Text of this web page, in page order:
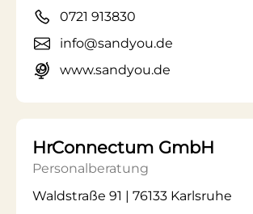
0721 913830
info@sandyou.de
www.sandyou.de
HrConnectum GmbH
Personalberatung
Waldstraße 91 | 76133 Karlsruhe